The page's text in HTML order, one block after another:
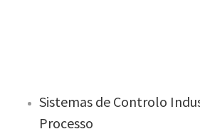
Sistemas de Controlo
Processo